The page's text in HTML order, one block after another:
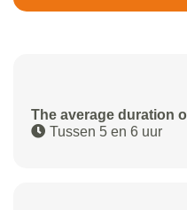
The average duration
Tussen 5 en 6 uur